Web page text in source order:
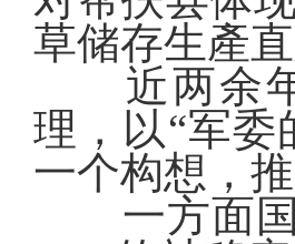
草储存生產
近两余年
理，以“军委
一个构想，
一方面国